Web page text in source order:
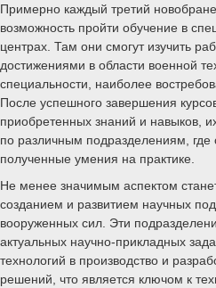
Примерно каждый третий
возможность пройти обучение в
центрах. Там они смогут изучить
достижениями в области военной
специальности, наиболее
После успешного завершения
приобретенных знаний и навыков,
по различным подразделениям, где
полученные умения на практике.
Не менее значимым аспектом
созданием и развитием научных
вооруженных сил. Эти
актуальных научно-прикладных
технологий в производство и
решений, что является ключом к